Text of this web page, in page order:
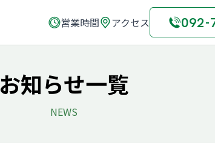
営業時間 アクセス 092-
お知らせ一覧
NEWS